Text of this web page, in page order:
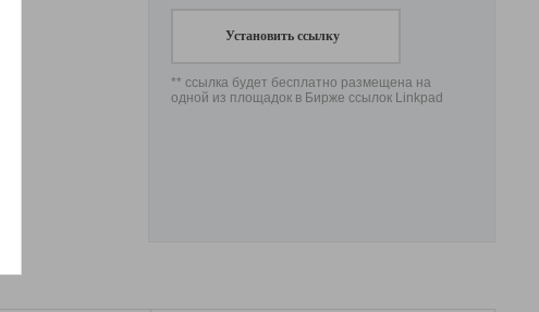
Установить ссылку
** ссылка будет бесплатно размещена на
одной из площадок в Бирже ссылок Linkpad